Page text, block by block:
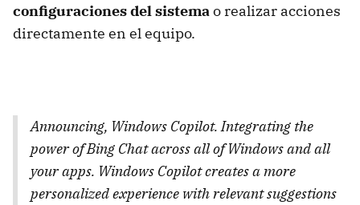
configuraciones del sistemao realizar acciones
directamente en el equipo.
Announcing, Windows Copilot. Integrating the
power of Bing Chat across all of Windows and all
your apps. Windows Copilot creates a more
personalized experience with relevant suggestions